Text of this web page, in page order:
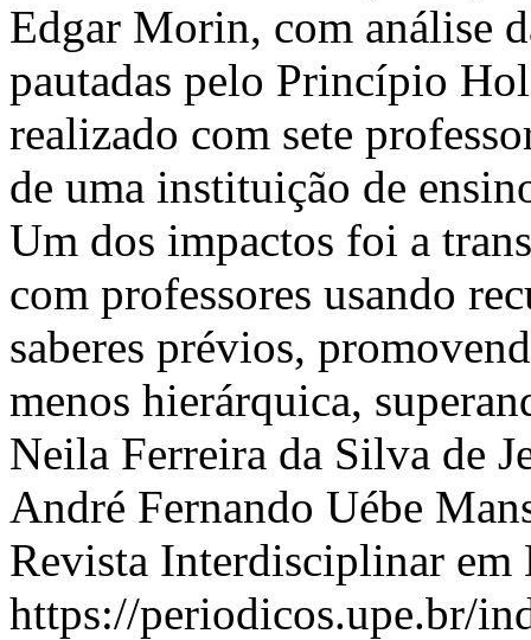
Edgar Morin, com análise
pautadas pelo Princípio
realizado com sete
de uma instituição de
Um dos impactos foi a
com professores usando
saberes prévios,
menos hierárquica,
Neila Ferreira da Silva de
André Fernando Uébe
Revista Interdisciplinar em
https://periodicos.upe.br/